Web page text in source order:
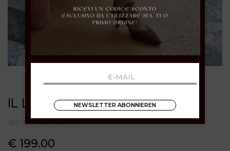
IL LACCIO
SKU: 3550TEXASNERO
€ 199.00
NEWSLETTER ABONNIEREN